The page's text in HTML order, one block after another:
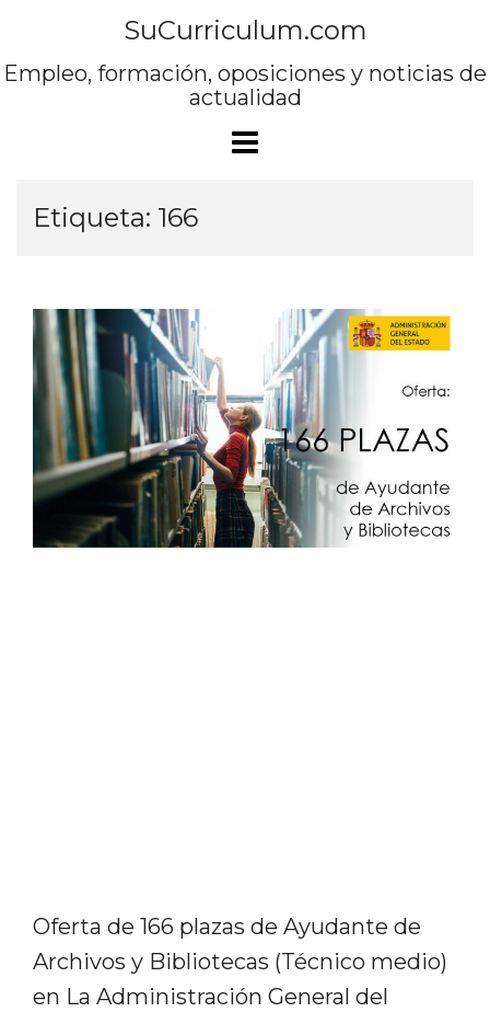
contenido
SuCurriculum.com
Empleo, formación, oposiciones y noticias de
actualidad
Etiqueta: 166
Oferta de 166 plazas de Ayudante de
Archivos y Bibliotecas (Técnico medio)
en La Administración General del